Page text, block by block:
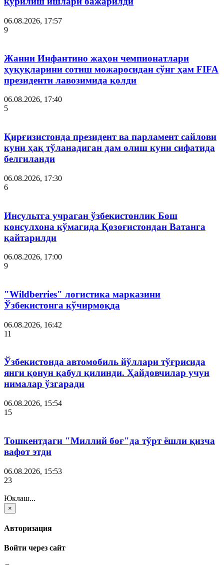
06.08.2026, 17:57
9
Жанни Инфантино жаҳон чемпионатлари
ҳуқуқларини сотиш можаросидан сўнг ҳам FIFA
президенти лавозимида қолди
06.08.2026, 17:40
5
Қирғизистонда президент ва парламент сайлови
куни ҳақ тўланадиган дам олиш куни сифатида
белгиланди
06.08.2026, 17:30
6
Инсультга учраган ўзбекистонлик Бош
консулхона кўмагида Қозоғистондан Ватанга
қайтарилди
06.08.2026, 17:00
9
"Wildberries" логистика марказини
Ўзбекистонга кўчирмоқда
06.08.2026, 16:42
11
Ўзбекистонда автомобиль йўллари тўғрисида
янги қонун қабул қилинди. Ҳайдовчилар учун
нималар ўзгаради
06.08.2026, 15:54
15
Тошкентдаги "Миллий боғ"да тўрт ёшли қизча
вафот этди
06.08.2026, 15:53
23
Юклаш...
×
Авторизация
Войти через сайт